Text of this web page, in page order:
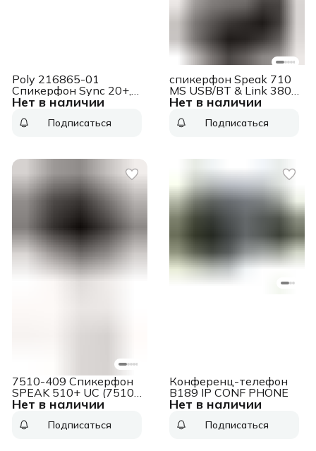
Нет в наличии
Poly 216865-01
Спикерфон Sync 20+,
Sy20 Usb-A/Bt Adapter
Подписаться
Нет в наличии
спикерфон Speak 710
MS USB/BT & Link 380a
Speak 710 MS USB/BT
Подписаться
Нет в наличии
7510-409 Спикерфон
SPEAK 510+ UC (7510-
409)
Подписаться
Нет в наличии
Конференц-телефон
B189 IP CONF PHONE
Подписаться